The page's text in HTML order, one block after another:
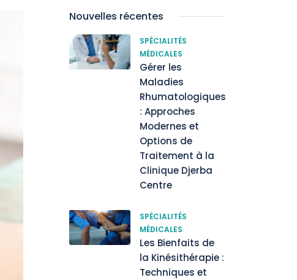
Nouvelles récentes
SPÉCIALITÉS
MÉDICALES
Gérer les
Maladies
Rhumatologiques
: Approches
Modernes et
Options de
Traitement à la
Clinique Djerba
Centre
SPÉCIALITÉS
MÉDICALES
Les Bienfaits de
la Kinésithérapie :
Techniques et